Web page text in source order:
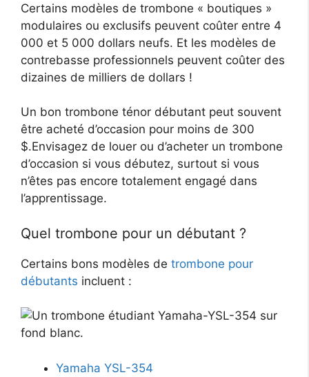
Certains modèles de trombone « boutiques »
modulaires ou exclusifs peuvent coûter entre 4
000 et 5 000 dollars neufs. Et les modèles de
contrebasse professionnels peuvent coûter des
dizaines de milliers de dollars !
Un bon trombone ténor débutant peut souvent
être acheté d’occasion pour moins de 300
$.Envisagez de louer ou d’acheter un trombone
d’occasion si vous débutez, surtout si vous
n’êtes pas encore totalement engagé dans
l’apprentissage.
Quel trombone pour un débutant ?
Certains bons modèles de trombone pour
débutants incluent :
Yamaha YSL-354